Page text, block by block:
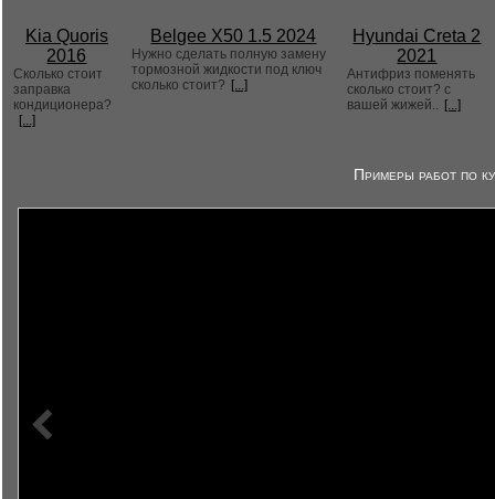
Kia Quoris
2016
Сколько стоит
заправка
кондиционера?
[...]
Belgee X50 1.5 2024
Нужно сделать полную замену
тормозной жидкости под ключ
сколько стоит? [...]
Hyundai Creta 2
2021
Антифриз поменять
сколько стоит? с
вашей жижей.. [...]
Примеры работ по